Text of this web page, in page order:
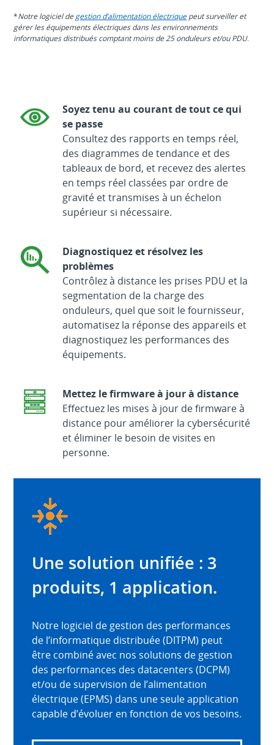
*Notre logiciel de gestion d’alimentation électriquepeut surveiller et
gérer les équipements électriques dans les environnements
informatiques distribués comptant moins de 25 onduleurs et/ou PDU.
Soyez tenu au courant de tout ce qui
se passe
Consultez des rapports en temps réel,
des diagrammes de tendance et des
tableaux de bord, et recevez des alertes
en temps réel classées par ordre de
gravité et transmises à un échelon
supérieur si nécessaire.
Diagnostiquez et résolvez les
problèmes
Contrôlez à distance les prises PDU et la
segmentation de la charge des
onduleurs, quel que soit le fournisseur,
automatisez la réponse des appareils et
diagnostiquez les performances des
équipements.
Mettez le firmware à jour à distance
Effectuez les mises à jour de firmware à
distance pour améliorer la cybersécurité
et éliminer le besoin de visites en
personne.
Une solution unifiée : 3
produits, 1 application.
Notre logiciel de gestion des performances
de l’informatique distribuée (DITPM) peut
être combiné avec nos solutions de gestion
des performances des datacenters (DCPM)
et/ou de supervision de l’alimentation
électrique (EPMS) dans une seule application
capable d’évoluer en fonction de vos besoins.